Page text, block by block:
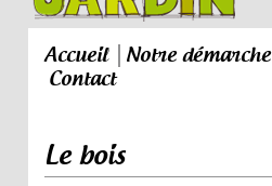
Accueil Notre démarche
Contact
Le bois